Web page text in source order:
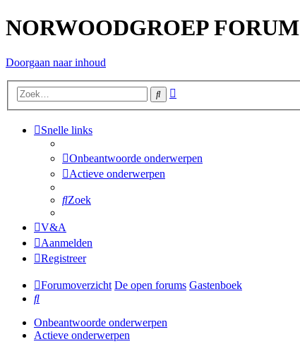
NORWOODGROEP FORUM
Doorgaan naar inhoud
Zoek
Snelle links
Onbeantwoorde onderwerpen
Actieve onderwerpen
Zoek
V&A
Aanmelden
Registreer
Forumoverzicht De open forums Gastenboek
Zoek
Onbeantwoorde onderwerpen
Actieve onderwerpen